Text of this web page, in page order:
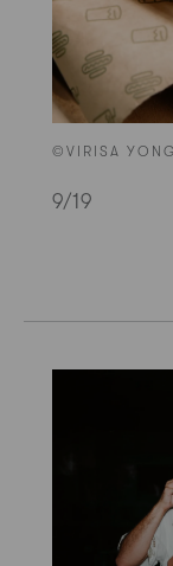
©VIRISA
9/19